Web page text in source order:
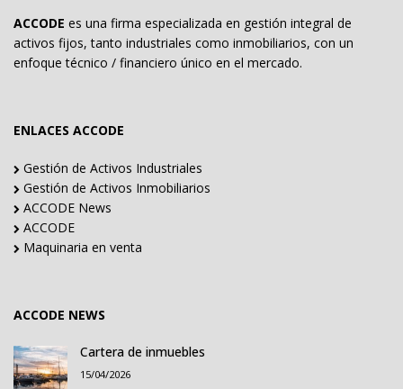
ACCODE es una firma especializada en gestión integral de
activos fijos, tanto industriales como inmobiliarios, con un
enfoque técnico / financiero único en el mercado.
ENLACES ACCODE
Gestión de Activos Industriales
Gestión de Activos Inmobiliarios
ACCODE News
ACCODE
Maquinaria en venta
ACCODE NEWS
Cartera de inmuebles
15/04/2026